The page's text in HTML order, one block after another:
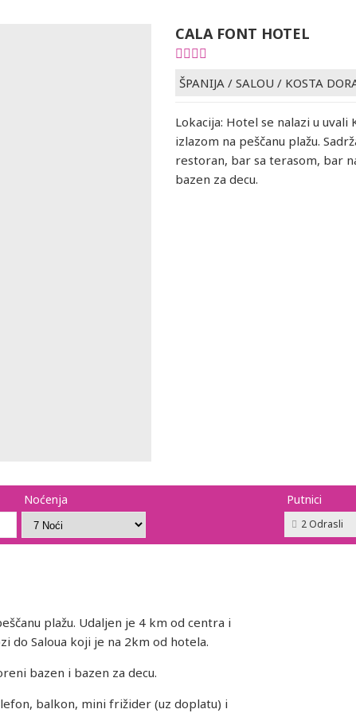
CALA FONT HOTEL
ŠPANIJA / SALOU / KOSTA
Lokacija: Hotel se nalazi u uvali
izlazom na peščanu plažu.
restoran, bar sa terasom, bar
bazen za decu.
Noćenja Putnici
2 Odrasli
plažu. Udaljen je 4 km od centra i
do Saloua koji je na 2km od hotela.
bazen i bazen za decu.
balkon, mini frižider (uz doplatu) i